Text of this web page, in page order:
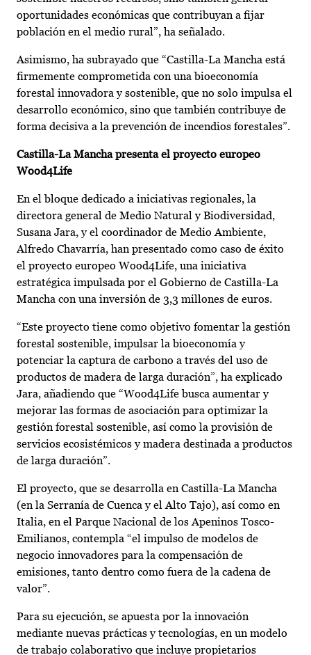
oportunidades económicas que contribuyan a fijar
población en el medio rural”, ha señalado.
Asimismo, ha subrayado que “Castilla-La Mancha está
firmemente comprometida con una bioeconomía
forestal innovadora y sostenible, que no solo impulsa el
desarrollo económico, sino que también contribuye de
forma decisiva a la prevención de incendios forestales”.
Castilla-La Mancha presenta el proyecto europeo
Wood4Life
En el bloque dedicado a iniciativas regionales, la
directora general de Medio Natural y Biodiversidad,
Susana Jara, y el coordinador de Medio Ambiente,
Alfredo Chavarría, han presentado como caso de éxito
el proyecto europeo Wood4Life, una iniciativa
estratégica impulsada por el Gobierno de Castilla-La
Mancha con una inversión de 3,3 millones de euros.
“Este proyecto tiene como objetivo fomentar la gestión
forestal sostenible, impulsar la bioeconomía y
potenciar la captura de carbono a través del uso de
productos de madera de larga duración”, ha explicado
Jara, añadiendo que “Wood4Life busca aumentar y
mejorar las formas de asociación para optimizar la
gestión forestal sostenible, así como la provisión de
servicios ecosistémicos y madera destinada a productos
de larga duración”.
El proyecto, que se desarrolla en Castilla-La Mancha
(en la Serranía de Cuenca y el Alto Tajo), así como en
Italia, en el Parque Nacional de los Apeninos Tosco-
Emilianos, contempla “el impulso de modelos de
negocio innovadores para la compensación de
emisiones, tanto dentro como fuera de la cadena de
valor”.
Para su ejecución, se apuesta por la innovación
mediante nuevas prácticas y tecnologías, en un modelo
de trabajo colaborativo que incluye propietarios